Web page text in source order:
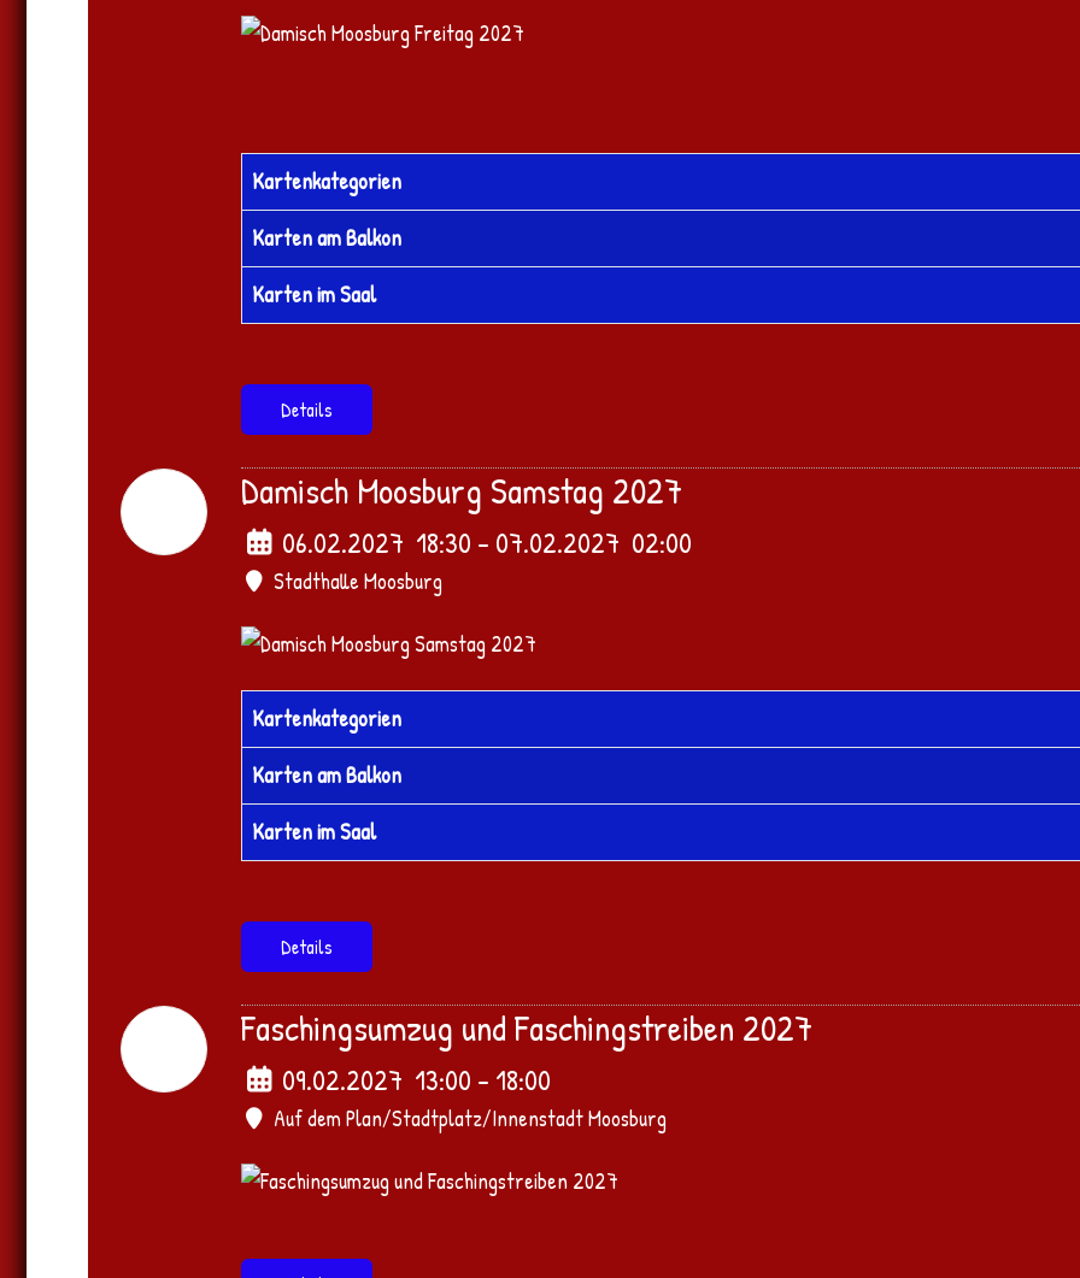
Kartenkategorien
Karten am Balkon
Karten im Saal
Details
Damisch Moosburg Samstag 2027
06.02.2027 18:30 - 07.02.2027 02:00
Stadthalle Moosburg
Kartenkategorien
Karten am Balkon
Karten im Saal
Details
Faschingsumzug und Faschingstreiben 2027
09.02.2027 13:00 - 18:00
Auf dem Plan/Stadtplatz/Innenstadt Moosburg